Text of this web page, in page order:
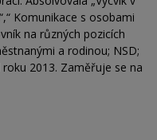
Komunikace s osobami
na různých pozicích
a rodinou; NSD;
2013. Zaměřuje se na